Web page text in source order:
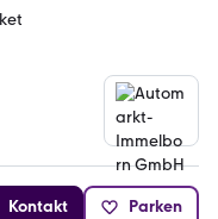
Kontakt Parken